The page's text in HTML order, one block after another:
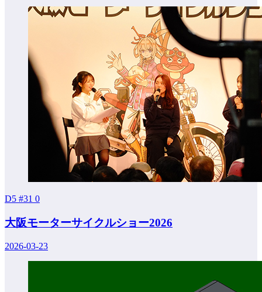
D5 #31 0
大阪モーターサイクルショー2026
2026-03-23